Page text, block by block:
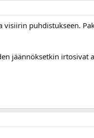
visiirin puhdistukseen.
jäännöksetkin irtosivat